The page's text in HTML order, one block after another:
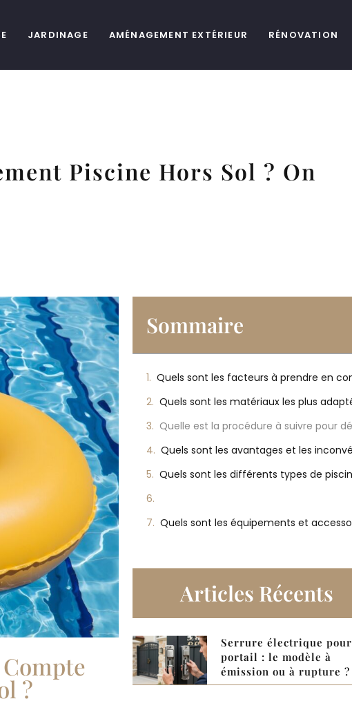
JARDINAGE AMÉNAGEMENT EXTÉRIEUR RÉNOVATION
Piscine Hors Sol ? On
?
Sommaire
Articles Récents
Serrure électrique pour
portail : le modèle à
émission ou à rupture ?